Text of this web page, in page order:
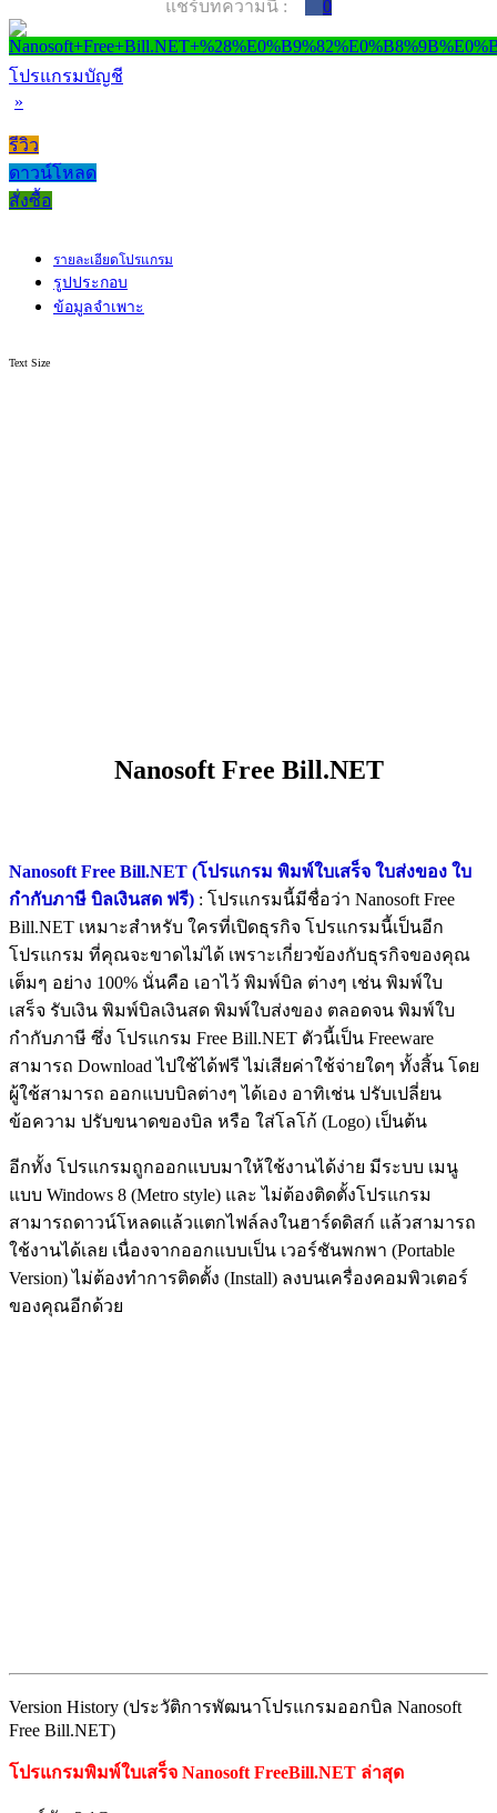
แชร์บทความนี้ : 0
โปรแกรมบัญชี
»
รีวิว
ดาวน์โหลด
สั่งซื้อ
รายละเอียดโปรแกรม
รูปประกอบ
ข้อมูลจำเพาะ
Text Size
Nanosoft Free Bill.NET
Nanosoft Free Bill.NET (โปรแกรม พิมพ์ใบเสร็จ ใบส่งของ ใบ
กำกับภาษี บิลเงินสด ฟรี) : โปรแกรมนี้มีชื่อว่า Nanosoft Free
Bill.NET เหมาะสำหรับ ใครที่เปิดธุรกิจ โปรแกรมนี้เป็นอีก
โปรแกรม ที่คุณจะขาดไม่ได้ เพราะเกี่ยวข้องกับธุรกิจของคุณ
เต็มๆ อย่าง 100% นั่นคือ เอาไว้ พิมพ์บิล ต่างๆ เช่น พิมพ์ใบ
เสร็จ รับเงิน พิมพ์บิลเงินสด พิมพ์ใบส่งของ ตลอดจน พิมพ์ใบ
กำกับภาษี ซึ่ง โปรแกรม Free Bill.NET ตัวนี้เป็น Freeware
สามารถ Download ไปใช้ได้ฟรี ไม่เสียค่าใช้จ่ายใดๆ ทั้งสิ้น โดย
ผู้ใช้สามารถ ออกแบบบิลต่างๆ ได้เอง อาทิเช่น ปรับเปลี่ยน
ข้อความ ปรับขนาดของบิล หรือ ใส่โลโก้ (Logo) เป็นต้น
อีกทั้ง โปรแกรมถูกออกแบบมาให้ใช้งานได้ง่าย มีระบบ เมนู
แบบ Windows 8 (Metro style) และ ไม่ต้องติดตั้งโปรแกรม
สามารถดาวน์โหลดแล้วแตกไฟล์ลงในฮาร์ดดิสก์ แล้วสามารถ
ใช้งานได้เลย เนื่องจากออกแบบเป็น เวอร์ชันพกพา (Portable
Version) ไม่ต้องทำการติดตั้ง (Install) ลงบนเครื่องคอมพิวเตอร์
ของคุณอีกด้วย
Version History (ประวัติการพัฒนาโปรแกรมออกบิล Nanosoft
Free Bill.NET)
โปรแกรมพิมพ์ใบเสร็จ Nanosoft FreeBill.NET ล่าสุด